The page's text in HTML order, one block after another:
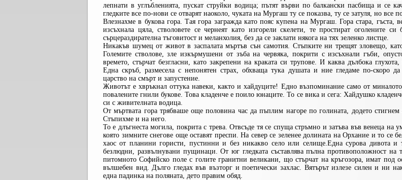
лепнати в углъбленията, пускат струйки водица; пътят върви по балкански пасбища и се
гледките все по-нови се отварят наоколо, чуката на Мургаш ту се показва, ту се затуля, но все
Влезнахме в букова гора. Тая гора загражда като пояс купена на Мургаш. Гора стара, гъста,
изсъхнала цяла, стволовете се чернеят като изгорели скелети, те простират оголените
сърцераздирателна тъговитост и меланхолия, без да се заклати някога на тях зеленко листце.
Никакъв шумец от живот в заспалата мъртъв сън самотия. Стъпките ни трещят зловещо,
Големите стволове, зле изкърмушени от зъба на червяка, покрити с изсъхнали гъби,
времето, стърчат безгласни, като закрепени на краката си трупове. И каква дълбока
Една скръб, размесела с непонятен страх, обхваща тука душата и ние гледаме по-скоро
царство на смърт и запустение.
Животът е хвръкнал оттука навеки, както и хайдуците! Едно възпоминание само от
повалените гнили букове. Това кладенче е поило юнаците. То се вика и сега: Xайдушко
си с живителната водица.
От мъртвата гора трябваше още половина час да пъплим нагоре по голината, додето
Стъпихме и на него.
То е длъгнеста могила, покрита с трева. Отвсъде тя се спуща стръмно и затъва във венеца на
която зимните снегове още оставят преспи. На север се зеленее долината на Орхание и то се
хаос от планини гористи, пустинни и без никакво село или селище.Една сурова дивота и
безлюдни, развълнувани пущинаци. От юг гледката съставлява пълна противоположност на
питомното Софийско поле с голите гранитни великани, що стърчат на кръгозора, имат под
вълшебен вид. Дълго гледах във възторг и поетически захлас. Вятърът излезе силен и ни
една падинка на поляната, дето правим обяд.